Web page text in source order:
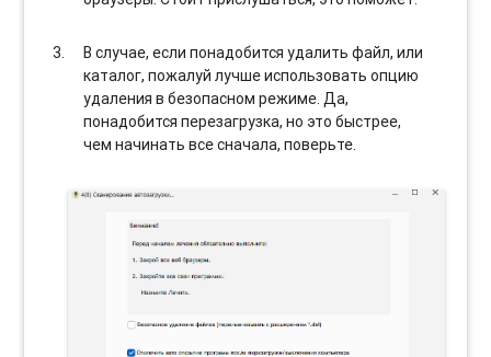
В случае, если понадобится удалить файл, или
каталог, пожалуй лучше использовать опцию
удаления в безопасном режиме. Да,
понадобится перезагрузка, но это быстрее,
чем начинать все сначала, поверьте.